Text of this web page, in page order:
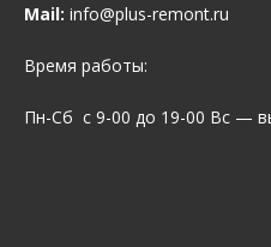
Mail: info@plus-remont.ru
Время работы:
Пн-Сб с 9-00 до 19-00 Вс —